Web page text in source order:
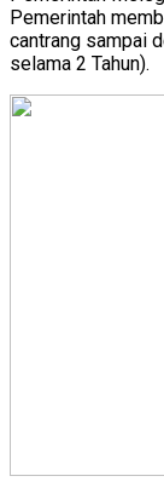
Pemerintah
cantrang sampai
selama 2 Tahun).